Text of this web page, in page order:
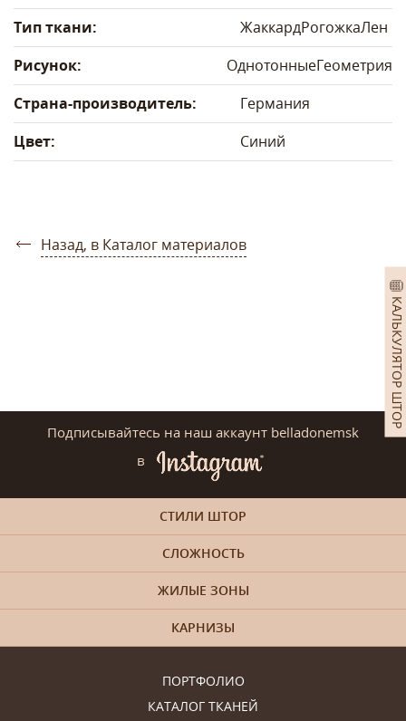
КАЛЬКУЛЯТОР ШТОР
Тип ткани:
ЖаккардРогожкаЛен
Рисунок:
ОднотонныеГеометрия
Страна-производитель:
Германия
Цвет:
Синий
Назад, в Каталог материалов
Подписывайтесь на наш аккаунт belladonemsk
в
ПОРТФОЛИО
КАТАЛОГ ТКАНЕЙ
СТИЛИ ШТОР
СЛОЖНОСТЬ
ЖИЛЫЕ ЗОНЫ
КАРНИЗЫ